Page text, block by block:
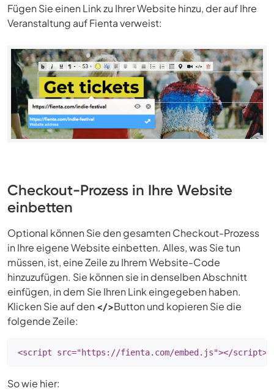
Fügen Sie einen Link zu Ihrer Website hinzu, der auf Ihre
Veranstaltung auf Fienta verweist:
Checkout-Prozess in Ihre Website
einbetten
Optional können Sie den gesamten Checkout-Prozess
in Ihre eigene Website einbetten. Alles, was Sie tun
müssen, ist, eine Zeile zu Ihrem Website-Code
hinzuzufügen. Sie können sie in denselben Abschnitt
einfügen, in dem Sie Ihren Link eingegeben haben.
Klicken Sie auf den </>Button und kopieren Sie die
folgende Zeile:
<script src="https://fienta.com/embed.js"></script>
So wie hier: